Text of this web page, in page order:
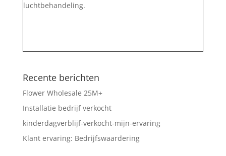
luchtbehandeling.
Recente berichten
Flower Wholesale 25M+
Installatie bedrijf verkocht
kinderdagverblijf-verkocht-mijn-ervaring
Klant ervaring: Bedrijfswaardering